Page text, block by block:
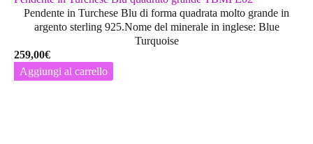
Pendente in Turchese Blu di forma quadrata molto grande in
argento sterling 925.Nome del minerale in inglese: Blue
Turquoise
259,00€
Aggiungi al carrello